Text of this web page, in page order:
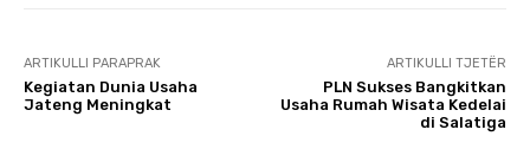
ARTIKULLI PARAPRAK
Kegiatan Dunia Usaha
Jateng Meningkat
ARTIKULLI TJETËR
PLN Sukses Bangkitkan
Usaha Rumah Wisata Kedelai
di Salatiga